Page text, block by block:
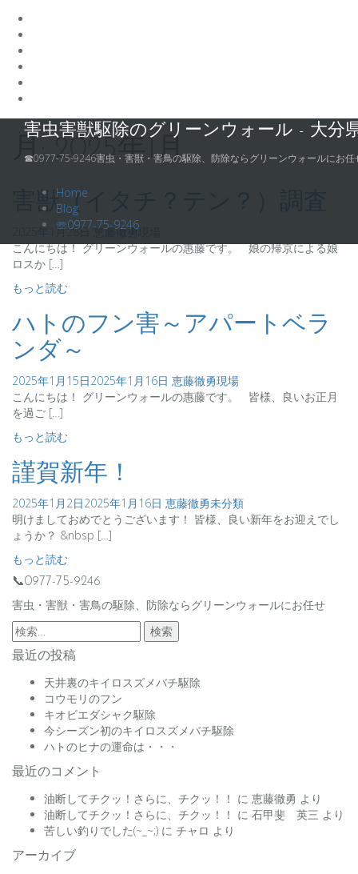
害虫害獣駆除のグリーンウォール - 大分
☎0977-75-9246害虫・害獣・害鳥の駆除、防除ならグリーンウォールにお任
Home
Blog
☏0977-75-9246
月:2025年1月
害獣（イタチ？テン？）調査
2025年1月28日 恵藤徹勇現場
こんにちは！ グリーンウォールの惠藤です。 娘の帰京による娘
ロスか […]
もっと読む
ハトのフン害～アパートベラ
ンダ～
2025年1月15日2025年1月16日 恵藤徹勇現場
こんにちは！ グリーンウォールの惠藤です。 皆様、良いお正月
を過ご […]
もっと読む
謹賀新年！
2025年1月2日2025年1月16日 恵藤徹勇未分類
明けましておめでとうございます！ 皆様、良い新年をお迎えでし
ょうか？ &nbsp […]
もっと読む
📞0977-75-9246
害虫・害獣・害鳥の駆除、防除ならグリーンウォールにお任せ
検
索:
最近の投稿
天井裏のキイロスズメバチ駆除
コウモリのフン
キオビエダシャク駆除
今シーズン初のキイロスズメバチ駆除
ハトのヒナの運命は・・・
最近のコメント
油断してチクッ！さらに、チクッ！！ に 恵藤徹勇 より
油断してチクッ！さらに、チクッ！！ に 石甲斐 英三 より
苦しい釣りでした(~_~;) に チャロ より
アーカイブ